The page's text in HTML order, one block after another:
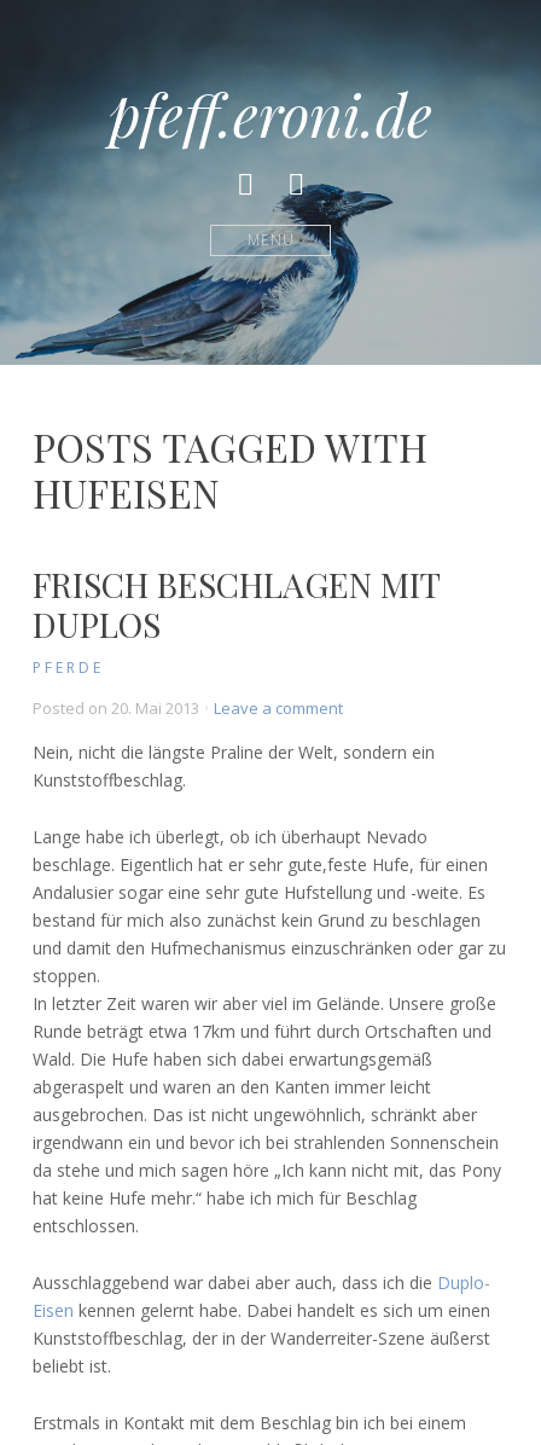
pfeff.eroni.de
FacebookInstagram
MENÜ
POSTS TAGGED WITH
HUFEISEN
FRISCH BESCHLAGEN MIT
DUPLOS
PFERDE
Posted on 20. Mai 2013 Leave a commenton
beschlagen
Nein, nicht die längste Praline der Welt, sondern ein
Kunststoffbeschlag.
Lange habe ich überlegt, ob ich überhaupt Nevado
beschlage. Eigentlich hat er sehr gute,feste Hufe, für einen
Andalusier sogar eine sehr gute Hufstellung und -weite. Es
bestand für mich also zunächst kein Grund zu beschlagen
und damit den Hufmechanismus einzuschränken oder gar zu
stoppen.
In letzter Zeit waren wir aber viel im Gelände. Unsere große
Runde beträgt etwa 17km und führt durch Ortschaften und
Wald. Die Hufe haben sich dabei erwartungsgemäß
abgeraspelt und waren an den Kanten immer leicht
ausgebrochen. Das ist nicht ungewöhnlich, schränkt aber
irgendwann ein und bevor ich bei strahlenden Sonnenschein
da stehe und mich sagen höre „Ich kann nicht mit, das Pony
hat keine Hufe mehr.“ habe ich mich für Beschlag
entschlossen.
Ausschlaggebend war dabei aber auch, dass ich die Duplo-
Eisen kennen gelernt habe. Dabei handelt es sich um einen
Kunststoffbeschlag, der in der Wanderreiter-Szene äußerst
beliebt ist.
Erstmals in Kontakt mit dem Beschlag bin ich bei einem